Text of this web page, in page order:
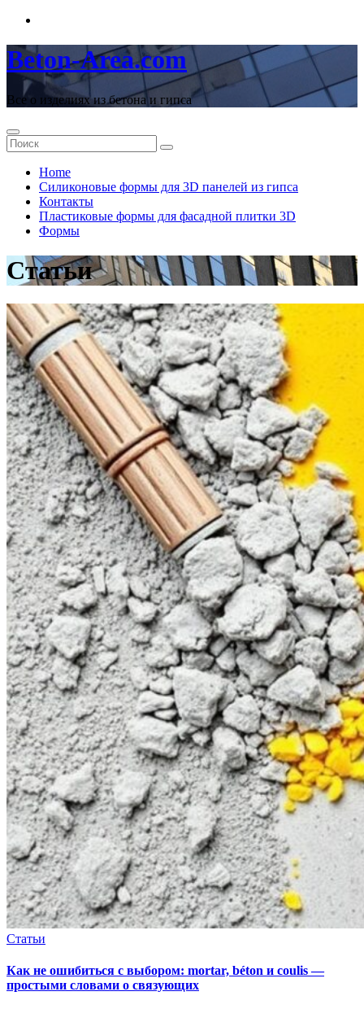
Перейти
содержимому
Beton-Area.com
Все о изделиях из бетона и гипса
Home
Cиликоновые формы для 3D панелей из гипса
Контакты
Пластиковые формы для фасадной плитки 3D
Формы
Статьи
Статьи
Как не ошибиться с выбором: mortar, béton и coulis —
простыми словами о связующих